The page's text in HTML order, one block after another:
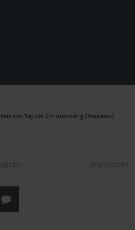
am Tag der Erstzulassung (Neupreis).
by
Impressum